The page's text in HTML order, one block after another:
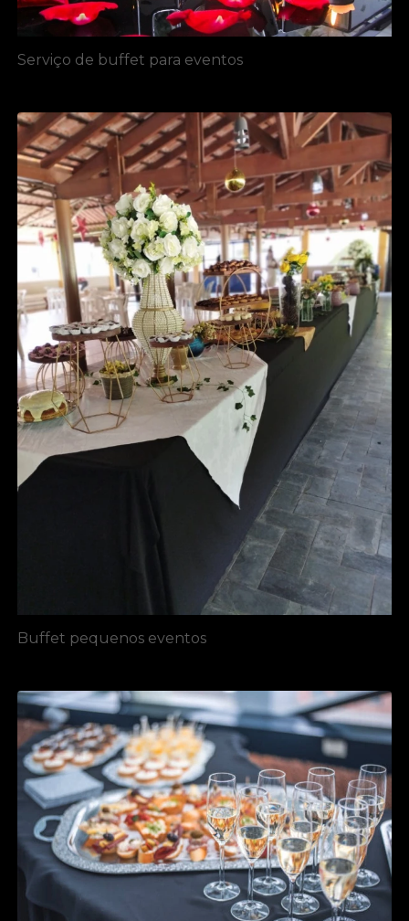
Serviço de buffet para eventos
Buffet pequenos eventos